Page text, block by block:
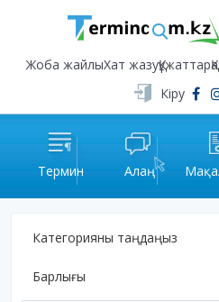
Жоба жайлыХат жазуҚұжаттар
Кіру
Термин Алаң
Категорияны таңдаңыз
Барлығы